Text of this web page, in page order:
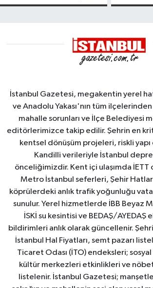
kayması
İstanbul Gazetesi, megakentin yerel
ve Anadolu Yakası'nın tüm
mahalle sorunları ve İlçe Belediyesi
editörlerimizce takip edilir. Şehrin en
kentsel dönüşüm projeleri, riskli yapı
Kandilli verileriyle İstanbul
önceliğimizdir. Kent içi ulaşımda İETT
Metro İstanbul seferleri, Şehir
köprülerdeki anlık trafik yoğunluğu
sunulur. Yerel hizmetlerde İBB Beyaz
İSKİ su kesintisi ve BEDAŞ/AYEDAŞ
bildirimleri anlık olarak güncellenir.
İstanbul Hal Fiyatları, semt pazarı
Ticaret Odası (İTO) endeksleri; sosyal
kültür merkezleri etkinlikleri ve
listelenir. İstanbul Gazetesi;